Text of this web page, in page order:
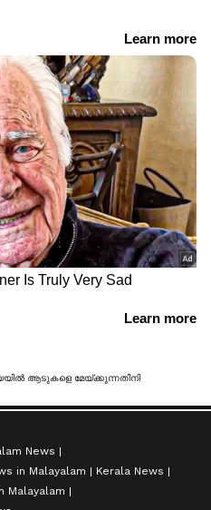
News
in Malayalam
Kerala News
Malayalam